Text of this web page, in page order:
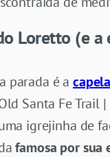
Loretto (e a
parada é a
Santa Fe Trail
igrejinha de
famosa por sua